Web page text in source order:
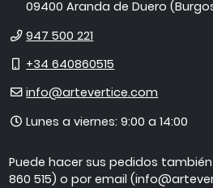
09400 Aranda de Duero (
Teléfono
947 500 221
Móvil
+34 640860515
E-
info@artevertice.com
Horario
atención
Lunes a viernes: 9:00 a 14:00
Puede hacer sus pedidos
860 515) o por email